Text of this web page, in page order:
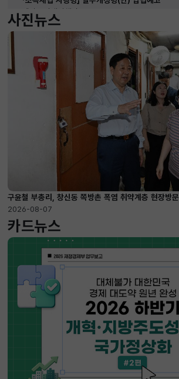
재산소비세정책관
2026-08-07 ~ 2026-09-10
사진뉴스
구윤철 부총리, 창신동 쪽방촌 폭염 취약계층 현장방문
2026-08-07
카드뉴스